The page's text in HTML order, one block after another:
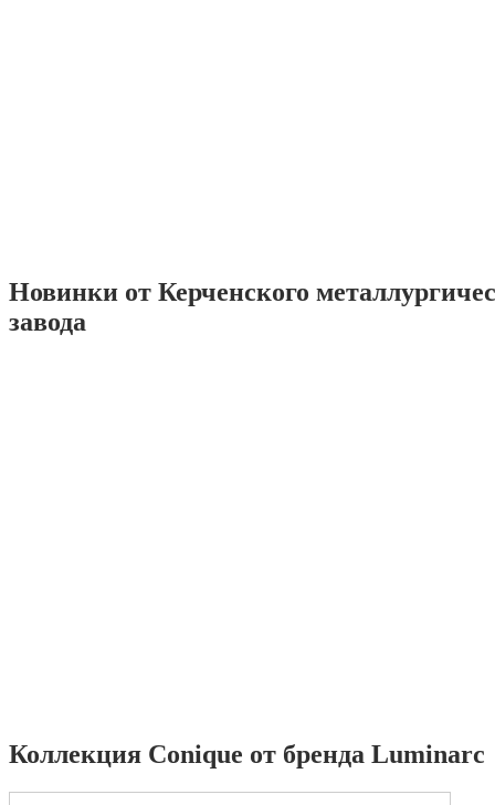
Новинки от Керченского
завода
Коллекция Conique от бренда Luminarc